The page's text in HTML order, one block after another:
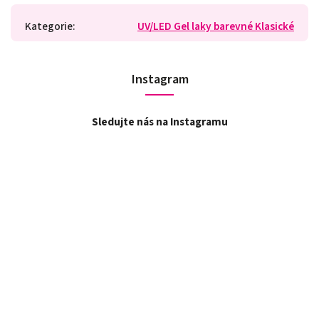
Kategorie: UV/LED Gel laky barevné Klasické
Instagram
Sledujte nás na Instagramu